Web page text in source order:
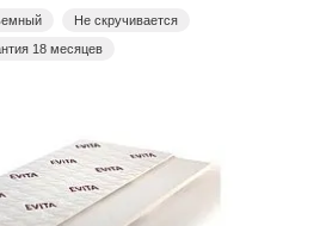
Не скручивается
18 месяцев